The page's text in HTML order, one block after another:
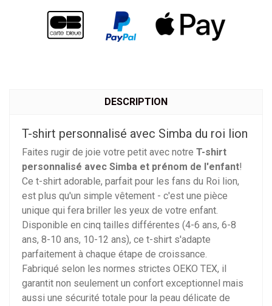
DESCRIPTION
T-shirt personnalisé avec Simba du roi lion
Faites rugir de joie votre petit avec notre T-shirt
personnalisé avec Simba et prénom de l'enfant!
Ce t-shirt adorable, parfait pour les fans du Roi lion,
est plus qu'un simple vêtement - c'est une pièce
unique qui fera briller les yeux de votre enfant.
Disponible en cinq tailles différentes (4-6 ans, 6-8
ans, 8-10 ans, 10-12 ans), ce t-shirt s'adapte
parfaitement à chaque étape de croissance.
Fabriqué selon les normes strictes OEKO TEX, il
garantit non seulement un confort exceptionnel mais
aussi une sécurité totale pour la peau délicate de